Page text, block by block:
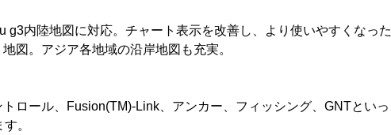
g3内陸地図に対応。チャート表示を改善し、より使いやすくなった
図。アジア各地域の沿岸地図も充実。
ロール、Fusion(TM)-Link、アンカー、フィッシング、GNTといっ
。